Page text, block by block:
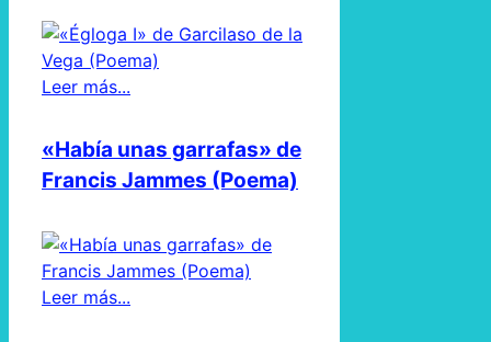
Leer más...
«Había unas garrafas» de
Francis Jammes (Poema)
Leer más...